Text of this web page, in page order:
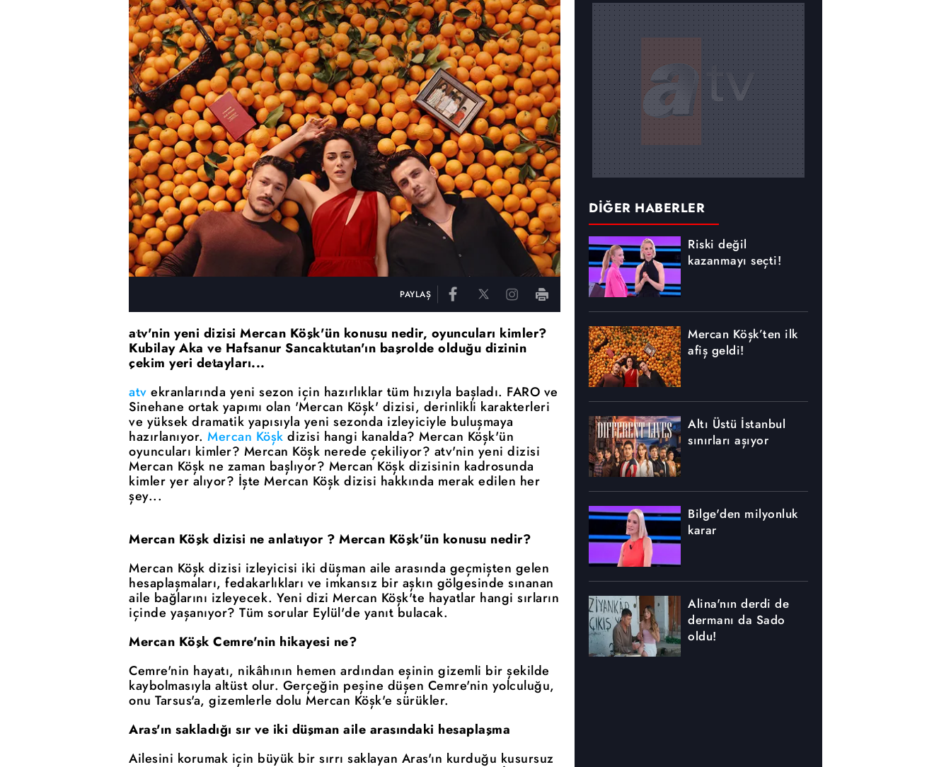
PAYLAŞ
atv'nin yeni dizisi Mercan Köşk'ün konusu nedir, oyuncuları kimler?
Kubilay Aka ve Hafsanur Sancaktutan'ın başrolde olduğu dizinin
çekim yeri detayları...
atv ekranlarında yeni sezon için hazırlıklar tüm hızıyla başladı. FARO ve
Sinehane ortak yapımı olan 'Mercan Köşk' dizisi, derinlikli karakterleri
ve yüksek dramatik yapısıyla yeni sezonda izleyiciyle buluşmaya
hazırlanıyor. Mercan Köşk dizisi hangi kanalda? Mercan Köşk'ün
oyuncuları kimler? Mercan Köşk nerede çekiliyor? atv'nin yeni dizisi
Mercan Köşk ne zaman başlıyor? Mercan Köşk dizisinin kadrosunda
kimler yer alıyor? İşte Mercan Köşk dizisi hakkında merak edilen her
şey...
Mercan Köşk dizisi ne anlatıyor ? Mercan Köşk'ün konusu nedir?
Mercan Köşk dizisi izleyicisi iki düşman aile arasında geçmişten gelen
hesaplaşmaları, fedakarlıkları ve imkansız bir aşkın gölgesinde sınanan
aile bağlarını izleyecek. Yeni dizi Mercan Köşk'te hayatlar hangi sırların
içinde yaşanıyor? Tüm sorular Eylül'de yanıt bulacak.
Mercan Köşk Cemre'nin hikayesi ne?
Cemre'nin hayatı, nikâhının hemen ardından eşinin gizemli bir şekilde
kaybolmasıyla altüst olur. Gerçeğin peşine düşen Cemre'nin yolculuğu,
onu Tarsus'a, gizemlerle dolu Mercan Köşk'e sürükler.
Aras'ın sakladığı sır ve iki düşman aile arasındaki hesaplaşma
Ailesini korumak için büyük bir sırrı saklayan Aras'ın kurduğu kusursuz
DİĞER HABERLER
Riski değil
kazanmayı seçti!
Mercan Köşk’ten ilk
afiş geldi!
Altı Üstü İstanbul
sınırları aşıyor
Bilge'den milyonluk
karar
Alina'nın derdi de
dermanı da Sado
oldu!